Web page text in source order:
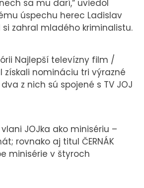
sa mu darí,“ uviedol
úspechu herec Ladislav
si zahral mladého kriminalistu.
Najlepší televízny film /
získali nomináciu tri výrazné
z nich sú spojené s TV JOJ
JOJka ako minisériu –
rovnako aj titul ČERNÁK
minisérie v štyroch